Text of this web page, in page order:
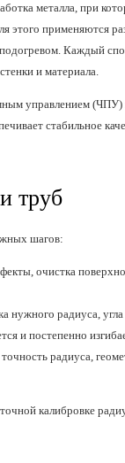
металла, при
этого применяются
Каждый
и материала.
управлением (ЧПУ)
стабильное
труб
шагов:
очистка
нужного радиуса,
и постепенно
радиуса,
калибровке